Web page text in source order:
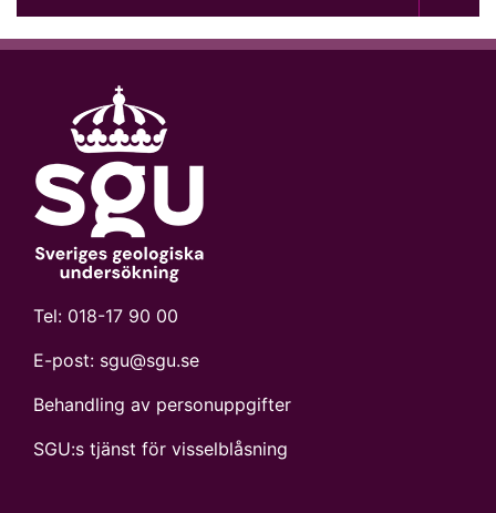
Tel: 018-17 90 00
E-post: sgu@sgu.se
Behandling av personuppgifter
SGU:s tjänst för visselblåsning